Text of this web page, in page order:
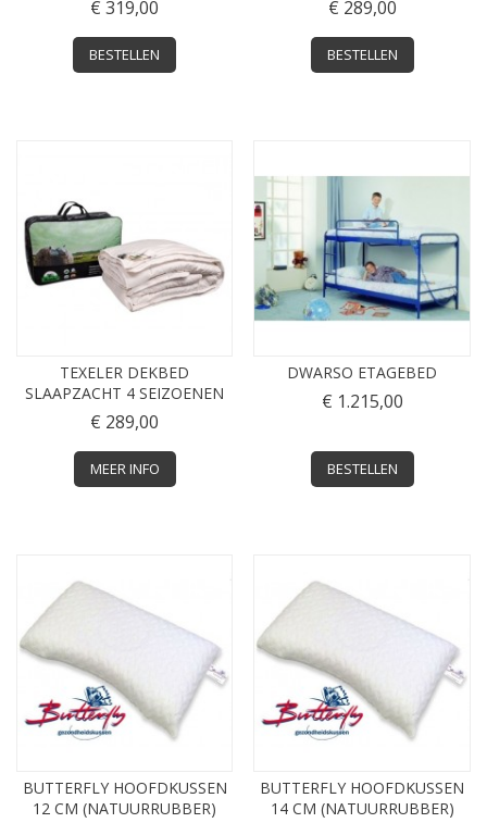
€ 319,00
BESTELLEN
€ 289,00
BESTELLEN
TEXELER DEKBED
SLAAPZACHT 4 SEIZOENEN
€ 289,00
MEER INFO
DWARSO ETAGEBED
€ 1.215,00
BESTELLEN
BUTTERFLY HOOFDKUSSEN
12 CM (NATUURRUBBER)
BUTTERFLY HOOFDKUSSEN
14 CM (NATUURRUBBER)